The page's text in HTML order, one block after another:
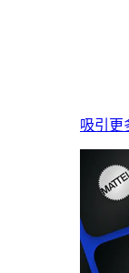
吸引更